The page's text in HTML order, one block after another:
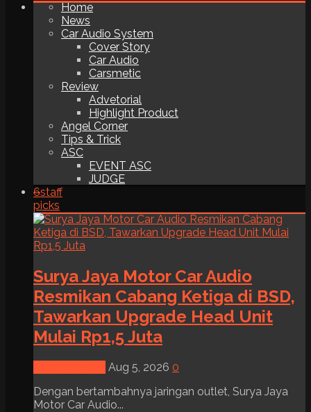
Home
News
Car Audio System
Cover Story
Car Audio
Carsmetic
Review
Advetorial
Highlight Product
Angel Corner
Tips & Trick
ASC
EVENT ASC
JUDGE
6staff
picks
Surya Jaya Motor Car Audio
Resmikan Cabang Ketiga di BSD,
Tawarkan Upgrade Head Unit
Mulai Rp1,5 Juta
Aug 5, 2026 0
Dengan bertambahnya jaringan outlet, Surya Jaya
Motor Car Audio...